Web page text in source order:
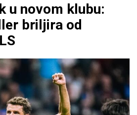
u novom klubu:
briljira od